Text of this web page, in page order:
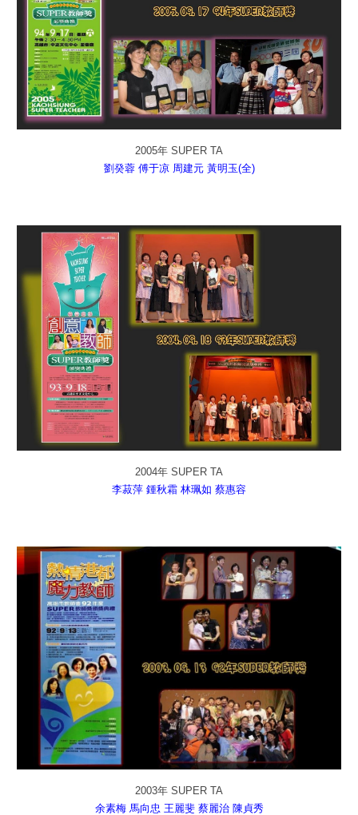
2005年 SUPER TA
劉癸蓉 傅于凉 周建元 黃明玉(全)
2004年 SUPER TA
李菽萍 鍾秋霜 林珮如 蔡惠容
2003年 SUPER TA
余素梅 馬向忠 王麗斐 蔡麗治 陳貞秀